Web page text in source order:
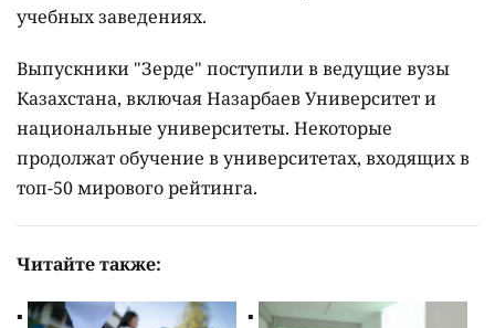
учебных заведениях.
Выпускники "Зерде" поступили в ведущие вузы
Казахстана, включая Назарбаев Университет и
национальные университеты. Некоторые
продолжат обучение в университетах, входящих в
топ-50 мирового рейтинга.
Читайте также: